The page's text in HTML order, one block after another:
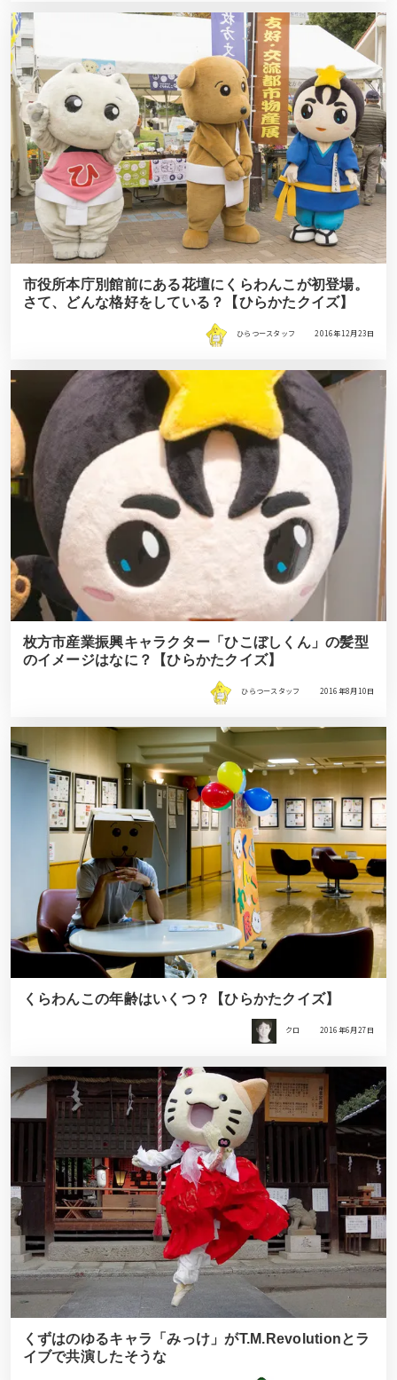
市役所本庁別館前にある花壇にくらわんこが初登場。
さて、どんな格好をしている？【ひらかたクイズ】
ひらつースタッフ 2016年12月23日
枚方市産業振興キャラクター「ひこぼしくん」の髪型
のイメージはなに？【ひらかたクイズ】
ひらつースタッフ 2016年8月10日
くらわんこの年齢はいくつ？【ひらかたクイズ】
クロ 2016年6月27日
くずはのゆるキャラ「みっけ」がT.M.Revolutionとラ
イブで共演したそうな